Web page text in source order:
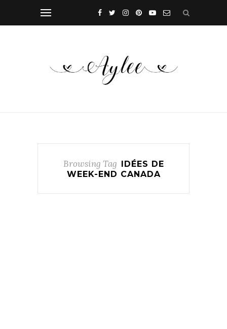
Browsing Tag
IDÉES DE
WEEK-END CANADA